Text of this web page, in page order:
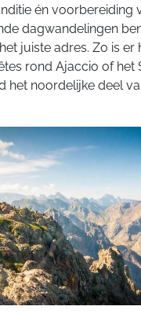
én voorbereiding
dagwandelingen
juiste adres. Zo is er
rond Ajaccio of het
het noordelijke deel